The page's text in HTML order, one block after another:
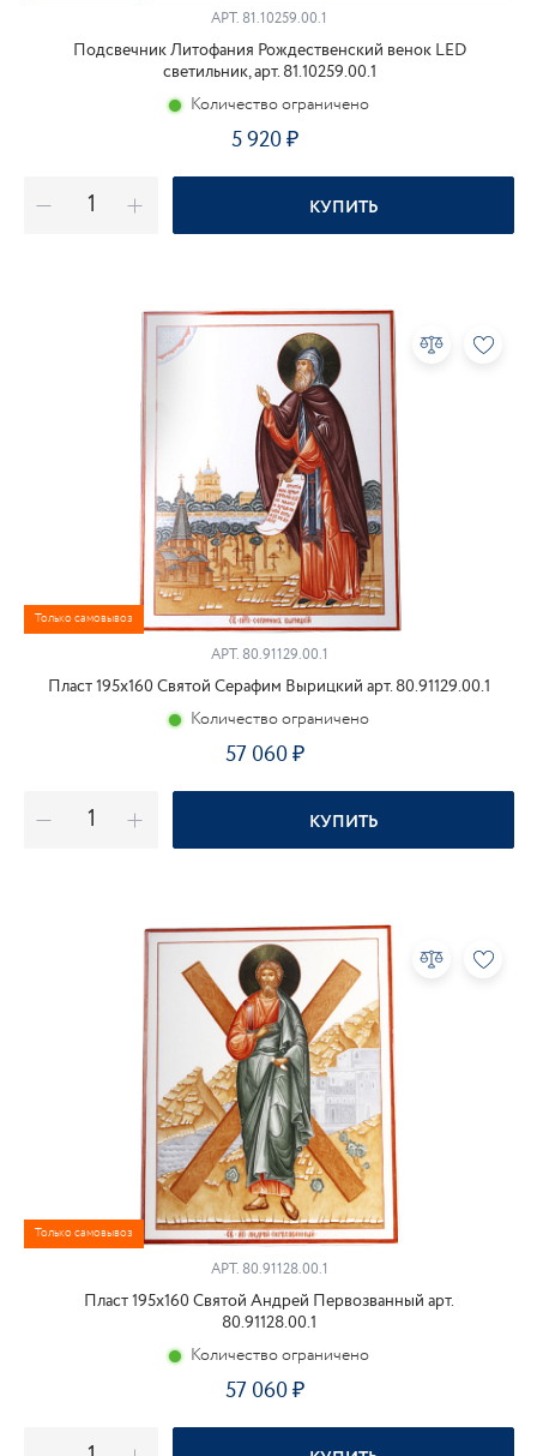
АРТ. 81.10259.00.1
Подсвечник Литофания Рождественский венок LED
светильник, арт. 81.10259.00.1
Количество ограничено
5 920
КУПИТЬ
Только самовывоз
АРТ.80.91129.00.1
Пласт 195х160 Святой Серафим Вырицкий арт. 80.91129.00.1
Количество ограничено
57 060
КУПИТЬ
Только самовывоз
АРТ.80.91128.00.1
Пласт 195х160 Святой Андрей Первозванный арт.
80.91128.00.1
Количество ограничено
57 060